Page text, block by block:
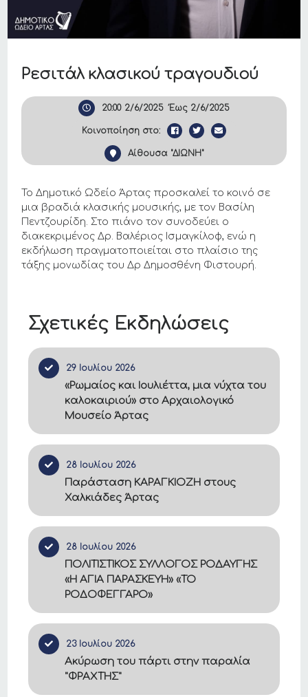
Σχετικές Εκδηλώσεις
29 Ιουλίου 2026
«Ρωμαίος και Ιουλιέττα, μια νύχτα του
καλοκαιριού» στο Αρχαιολογικό
Μουσείο Άρτας
28 Ιουλίου 2026
Παράσταση ΚΑΡΑΓΚΙΟΖΗ στους
Χαλκιάδες Άρτας
28 Ιουλίου 2026
ΠΟΛΙΤΙΣΤΙΚΟΣ ΣΥΛΛΟΓΟΣ ΡΟΔΑΥΓΗΣ
«Η ΑΓΙΑ ΠΑΡΑΣΚΕΥΗ» «ΤΟ
ΡΟΔΟΦΕΓΓΑΡΟ»
23 Ιουλίου 2026
Ακύρωση του πάρτι στην παραλία
"ΦΡΑΧΤΗΣ"
Ρεσιτάλ κλασικού τραγουδιού
20:00 2/6/2025Έως 2/6/2025
Κοινοποίηση στο:
Αίθουσα "ΔΙΩΝΗ"
Το Δημοτικό Ωδείο Άρτας προσκαλεί το κοινό σε
μια βραδιά κλασικής μουσικής, με τον Βασίλη
Πεντζουρίδη. Στο πιάνο τον συνοδεύει ο
διακεκριμένος Δρ. Βαλέριος Ισμαγκίλοφ, ενώ η
εκδήλωση πραγματοποιείται στο πλαίσιο της
τάξης μονωδίας του Δρ Δημοσθένη Φιστουρή.